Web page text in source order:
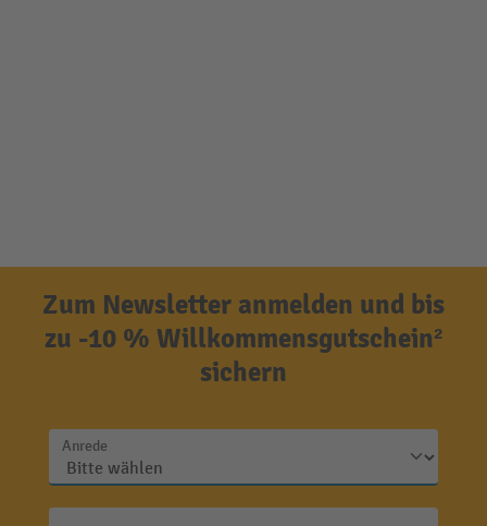
Zum Newsletter anmelden und bis
zu -10 % Willkommensgutschein²
sichern
Anrede